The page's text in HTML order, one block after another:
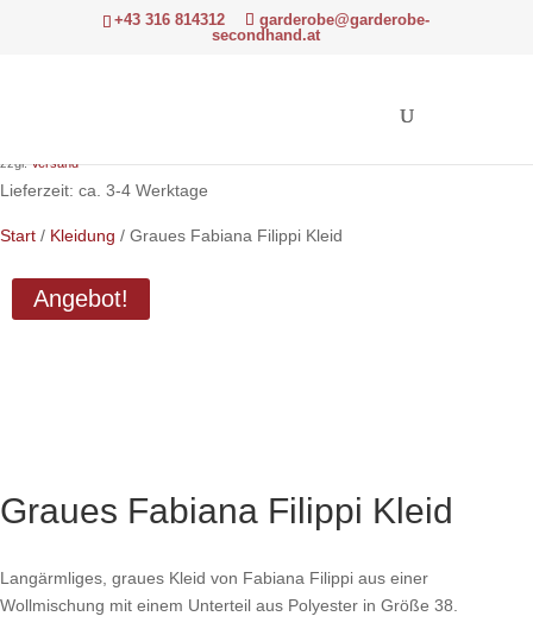
+43 316 814312
garderobe@garderobe-
secondhand.at
war:
297,00 €
ist:
154,00 €.
zzgl.Versand
Lieferzeit: ca. 3-4 Werktage
Start / Kleidung / Graues Fabiana Filippi Kleid
Angebot!
Graues Fabiana Filippi Kleid
Langärmliges, graues Kleid von Fabiana Filippi aus einer
Wollmischung mit einem Unterteil aus Polyester in Größe 38.